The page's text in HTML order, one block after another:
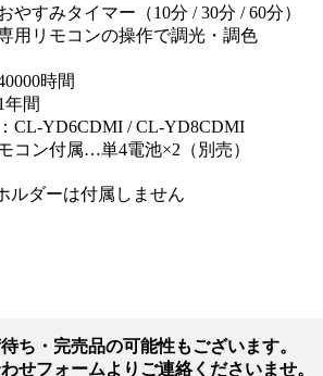
やすみタイマー（10分 / 30分 / 60分）
用リモコンの操作で調光・調色
時間
年間
CL-YD6CDMI / CL-YD8CDMI
コン付属…単4電池×2（別売）
ルダーは付属しません
ち・完売品の可能性もございます。
せフォームよりご連絡くださいませ。